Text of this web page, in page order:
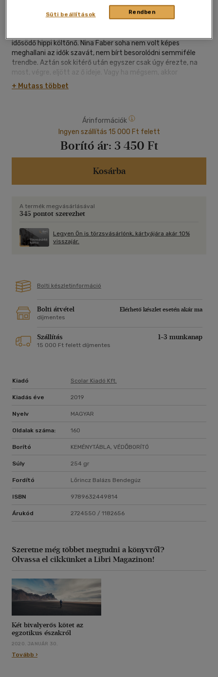
idősödő hippi költőnő. Nina Faber soha nem volt képes
meghallani az idők szavát, nem bírt besorolódni semmiféle
trendbe. Aztán sok kitérő után egyszer csak úgy érezte, na
most, végre, eljött az ő ideje. Vagy ha mégsem, akkor
legalábbis ütött a leszámolás órája...
+ Mutass többet
Árinformációk
Ingyen szállítás 15 000 Ft felett
Borító ár: 3 450 Ft
Kosárba
A termék megvásárlásával
345 pontot szerezhet
Legyen Ön is törzsvásárlónk, kártyájára akár 10%
visszajár.
Bolti készletinformáció
Bolti átvétel
Elérhető készlet esetén akár ma
díjmentes
Szállítás 1-3 munkanap
15 000 Ft felett díjmentes
Kiadó Scolar Kiadó Kft.
Kiadás éve 2019
Nyelv MAGYAR
Oldalak száma: 160
Borító KEMÉNYTÁBLA, VÉDŐBORÍTÓ
Súly 254 gr
Fordító Lőrincz Balázs Bendegúz
ISBN 9789632449814
Árukód 2724550 / 1182656
Szeretne még többet megtudni a könyvről?
Olvassa el cikkünket a Libri Magazinon!
Két bivalyerős kötet az
egzotikus északról
2020. JANUÁR 30.
Tovább ›
Rendben
Süti beállítások